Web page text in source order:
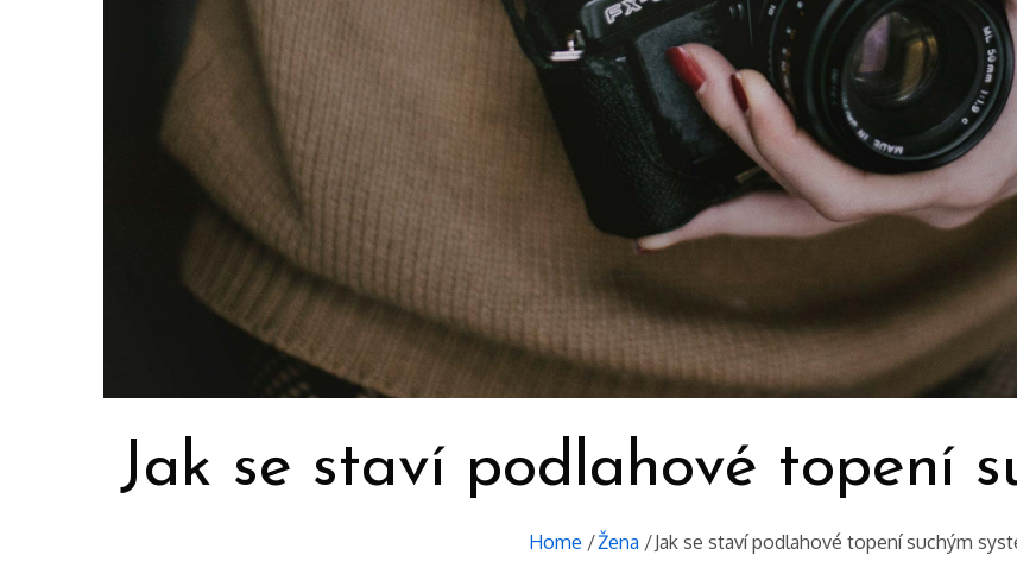
Jak se staví podlahové topení
Home Žena Jak se staví podlahové topení suchým